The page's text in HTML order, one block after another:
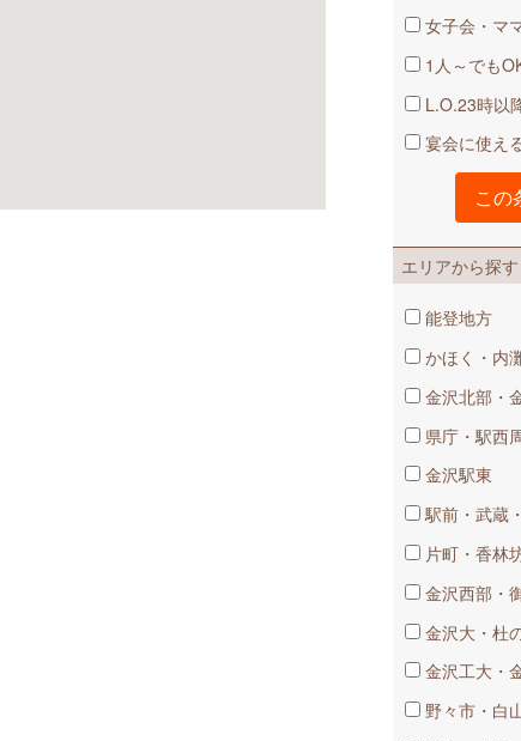
女子会・マ
1人～でも
L.O.23時以
宴会に使え
エリアから探す
能登地方
かほく・内
金沢北部・
県庁・駅西
金沢駅東
駅前・武蔵
片町・香林
金沢西部・
金沢大・杜
金沢工大・
野々市・白